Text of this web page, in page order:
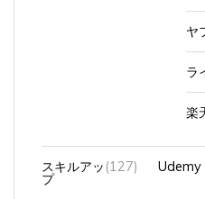
ヤ
ラ
楽
スキルアッ
プ
(127) Udemy